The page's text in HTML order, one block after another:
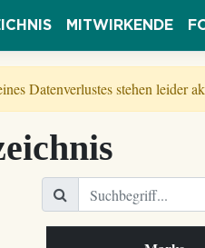
MITWIRKENDE
Datenverlustes stehen